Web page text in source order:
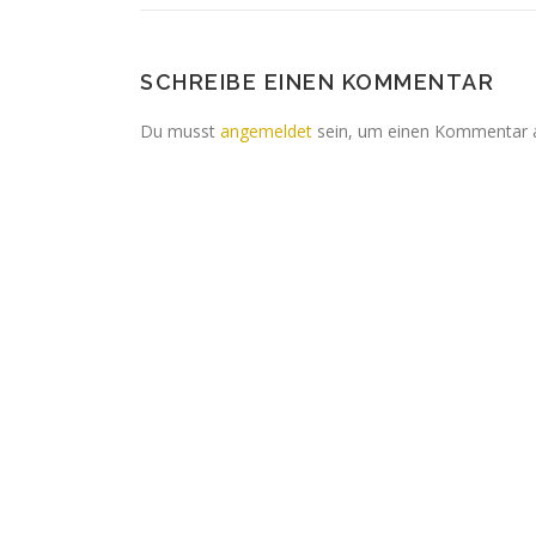
SCHREIBE EINEN KOMMENTAR
Du musst angemeldet sein, um einen Kommentar